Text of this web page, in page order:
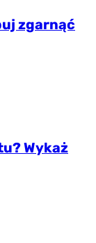
zgarnąć
Wykaż